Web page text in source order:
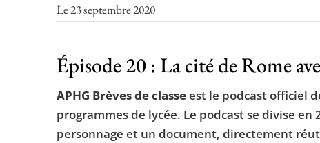
Le 23 septembre 2020
Épisode 20 : La cité de Rome
APHG Brèves de classe est le podcast officiel
programmes de lycée. Le podcast se divise
personnage et un document, directement